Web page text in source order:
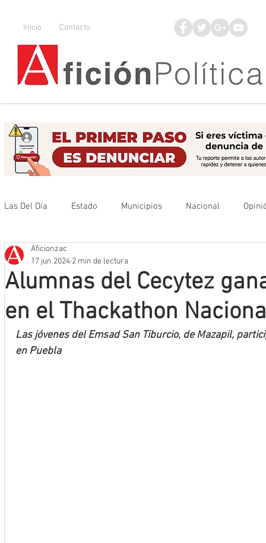
Inicio Contacto
Las Del Día Estado Municipios Nacional
Que no se olvide
Mineros LNBP
Alumnas del Cecytez
en el Thackathon
Aficionzac
17 jun 2024 2 min de lectura
Las jóvenes del Emsad San Tiburcio, de Mazapil,
en Puebla